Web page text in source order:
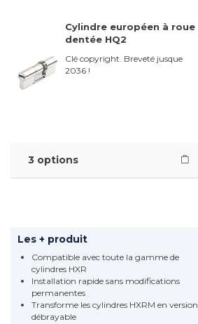
Cylindre européen à roue
dentée HQ2
Clé copyright. Breveté jusque
2036 !
3 options
Les + produit
Compatible avec toute la gamme de
cylindres HXR
Installation rapide sans modifications
permanentes
Transforme les cylindres HXRM en version
débrayable